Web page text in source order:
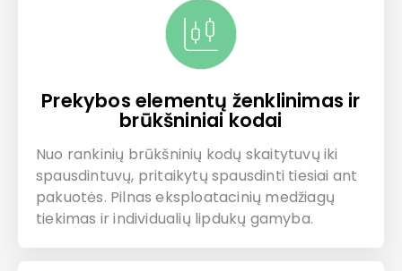
Prekybos elementų ženklinimas ir
brūkšniniai kodai
Nuo rankinių brūkšninių kodų skaitytuvų iki
spausdintuvų, pritaikytų spausdinti tiesiai ant
pakuotės. Pilnas eksploatacinių medžiagų
tiekimas ir individualių lipdukų gamyba.